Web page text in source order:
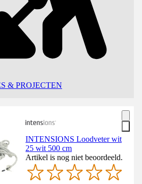
& PROJECTEN
INTENSIONS Loodveter wit
25 wit 500 cm
Artikel is nog niet beoordeeld.